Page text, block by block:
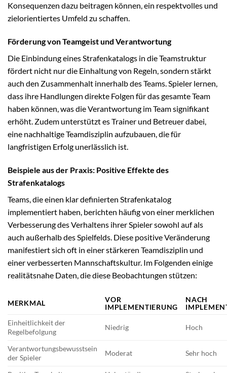
Konsequenzen dazu beitragen können, ein respektvolles und
zielorientiertes Umfeld zu schaffen.
Förderung von Teamgeist und Verantwortung
Die Einbindung eines Strafenkatalogs in die Teamstruktur
fördert nicht nur die Einhaltung von Regeln, sondern stärkt
auch den Zusammenhalt innerhalb des Teams. Spieler lernen,
dass ihre Handlungen direkte Folgen für das gesamte Team
haben können, was die Verantwortung im Team signifikant
erhöht. Zudem unterstützt es Trainer und Betreuer dabei,
eine nachhaltige Teamdisziplin aufzubauen, die für
langfristigen Erfolg unerlässlich ist.
Beispiele aus der Praxis: Positive Effekte des
Strafenkatalogs
Teams, die einen klar definierten Strafenkatalog
implementiert haben, berichten häufig von einer merklichen
Verbesserung des Verhaltens ihrer Spieler sowohl auf als
auch außerhalb des Spielfelds. Diese positive Veränderung
manifestiert sich oft in einer stärkeren Teamdisziplin und
einer verbesserten Mannschaftskultur. Im Folgenden einige
realitätsnahe Daten, die diese Beobachtungen stützen:
MERKMAL
VOR
IMPLEMENTIERUNG
NACH
Einheitlichkeit der
Regelbefolgung
Niedrig Hoch
Verantwortungsbewusstsein
der Spieler
Moderat Sehr hoch